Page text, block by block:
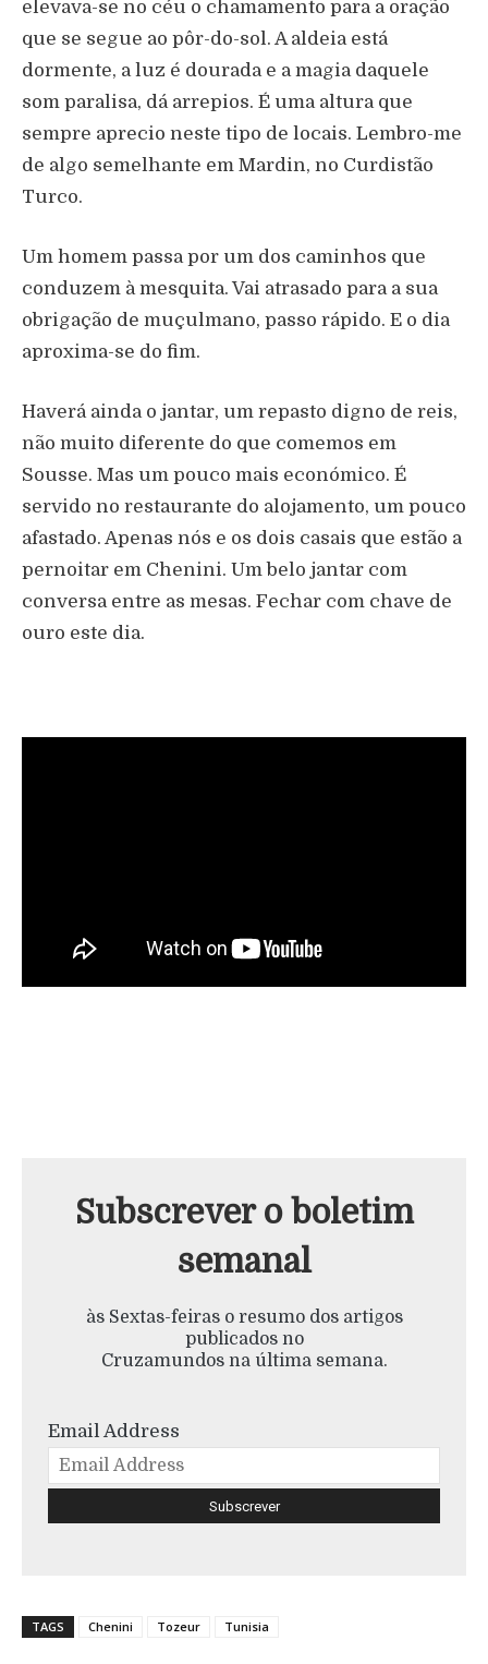
elevava-se no céu o chamamento para a oração
que se segue ao pôr-do-sol. A aldeia está
dormente, a luz é dourada e a magia daquele
som paralisa, dá arrepios. É uma altura que
sempre aprecio neste tipo de locais. Lembro-me
de algo semelhante em Mardin, no Curdistão
Turco.
Um homem passa por um dos caminhos que
conduzem à mesquita. Vai atrasado para a sua
obrigação de muçulmano, passo rápido. E o dia
aproxima-se do fim.
Haverá ainda o jantar, um repasto digno de reis,
não muito diferente do que comemos em
Sousse. Mas um pouco mais económico. É
servido no restaurante do alojamento, um pouco
afastado. Apenas nós e os dois casais que estão a
pernoitar em Chenini. Um belo jantar com
conversa entre as mesas. Fechar com chave de
ouro este dia.
Subscrever o boletim
semanal
às Sextas-feiras o resumo dos artigos
publicados no
Cruzamundos na última semana.
Email Address
TAGS Chenini Tozeur Tunisia